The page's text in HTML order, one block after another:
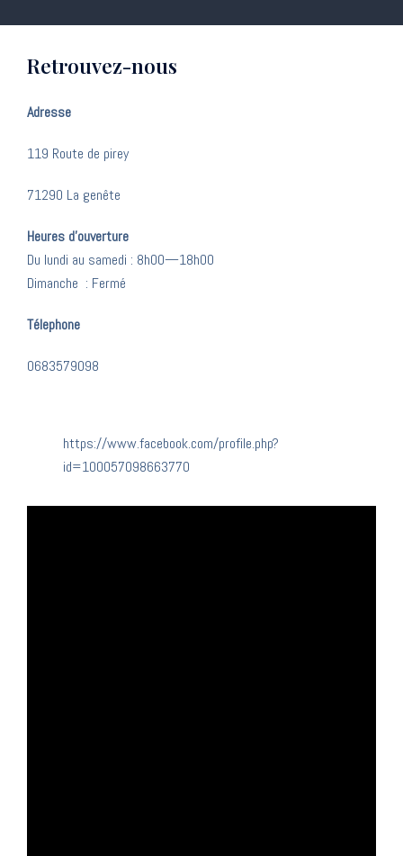
Retrouvez-nous
Adresse
119 Route de pirey
71290 La genête
Heures d’ouverture
Du lundi au samedi : 8h00—18h00
Dimanche : Fermé
Télephone
0683579098
https://www.facebook.com/profile.php?
id=100057098663770